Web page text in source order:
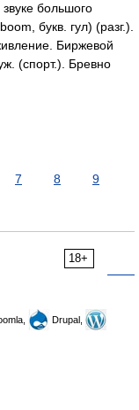
большого
букв. гул) (разг.).
Биржевой
(спорт.). Бревно
7 8
9
18+
Drupal,